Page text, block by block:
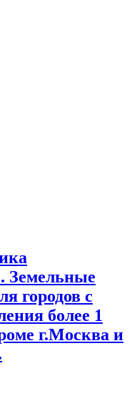
Земельные
городов с
более 1
г.Москва и